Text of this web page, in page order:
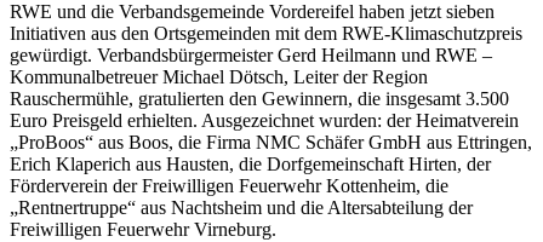
RWE und die Verbandsgemeinde Vordereifel haben jetzt sieben
Initiativen aus den Ortsgemeinden mit dem RWE-Klimaschutzpreis
gewürdigt. Verbandsbürgermeister Gerd Heilmann und RWE –
Kommunalbetreuer Michael Dötsch, Leiter der Region
Rauschermühle, gratulierten den Gewinnern, die insgesamt 3.500
Euro Preisgeld erhielten. Ausgezeichnet wurden: der Heimatverein
„ProBoos“ aus Boos, die Firma NMC Schäfer GmbH aus Ettringen,
Erich Klaperich aus Hausten, die Dorfgemeinschaft Hirten, der
Förderverein der Freiwilligen Feuerwehr Kottenheim, die
„Rentnertruppe“ aus Nachtsheim und die Altersabteilung der
Freiwilligen Feuerwehr Virneburg.